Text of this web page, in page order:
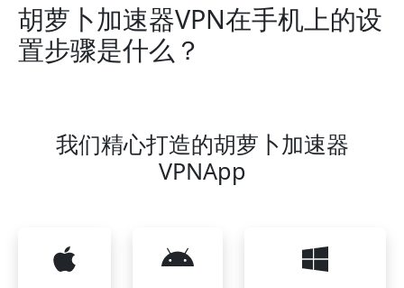
胡萝卜加速器VPN在手机上的设
置步骤是什么？
我们精心打造的胡萝卜加速器
VPNApp